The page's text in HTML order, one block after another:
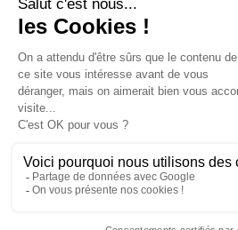
Développement économique
Contact Tourisme
Politique de confidentialité
Mentions légales